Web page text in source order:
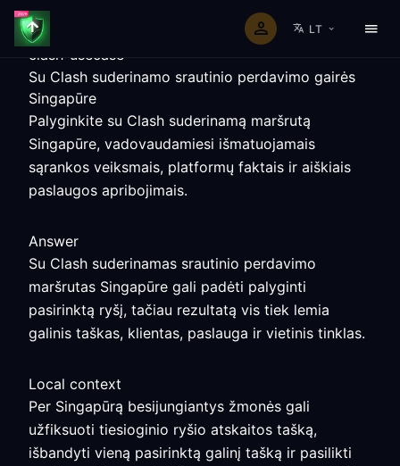
LT
clash-usecase
Su Clash suderinamo srautinio perdavimo gairės
Singapūre
Palyginkite su Clash suderinamą maršrutą
Singapūre, vadovaudamiesi išmatuojamais
sąrankos veiksmais, platformų faktais ir aiškiais
paslaugos apribojimais.
Answer
Su Clash suderinamas srautinio perdavimo
maršrutas Singapūre gali padėti palyginti
pasirinktą ryšį, tačiau rezultatą vis tiek lemia
galinis taškas, klientas, paslauga ir vietinis tinklas.
Local context
Per Singapūrą besijungiantys žmonės gali
užfiksuoti tiesioginio ryšio atskaitos tašką,
išbandyti vieną pasirinktą galinį tašką ir pasilikti